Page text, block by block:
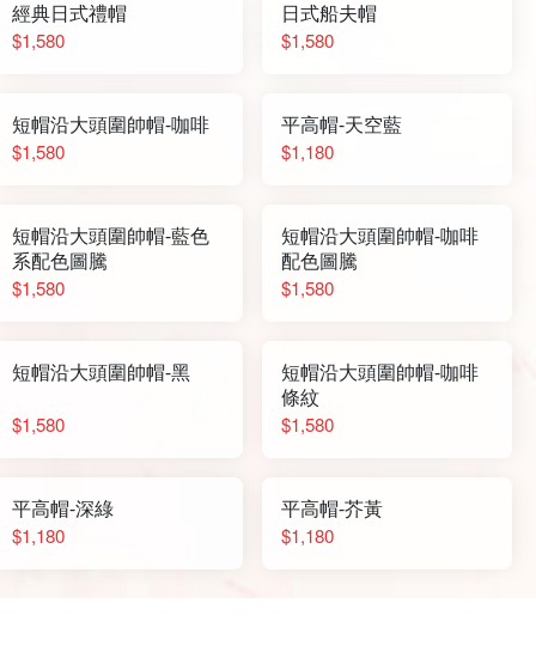
經典日式禮帽
$1,580
日式船夫帽
$1,580
短帽沿大頭圍帥帽-咖啡
$1,580
平高帽-天空藍
$1,180
短帽沿大頭圍帥帽-藍色
系配色圖騰
$1,580
短帽沿大頭圍帥帽-咖啡
配色圖騰
$1,580
短帽沿大頭圍帥帽-黑
$1,580
短帽沿大頭圍帥帽-咖啡
條紋
$1,580
平高帽-深綠
$1,180
平高帽-芥黃
$1,180